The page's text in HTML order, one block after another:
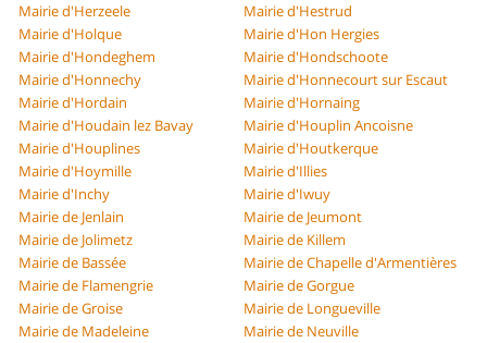
Mairie d'Herzeele
Mairie d'Hestrud
Mairie d'Holque
Mairie d'Hon Hergies
Mairie d'Hondeghem
Mairie d'Hondschoote
Mairie d'Honnechy
Mairie d'Honnecourt sur Escaut
Mairie d'Hordain
Mairie d'Hornaing
Mairie d'Houdain lez Bavay
Mairie d'Houplin Ancoisne
Mairie d'Houplines
Mairie d'Houtkerque
Mairie d'Hoymille
Mairie d'Illies
Mairie d'Inchy
Mairie d'Iwuy
Mairie de Jenlain
Mairie de Jeumont
Mairie de Jolimetz
Mairie de Killem
Mairie de Bassée
Mairie de Chapelle d'Armentières
Mairie de Flamengrie
Mairie de Gorgue
Mairie de Groise
Mairie de Longueville
Mairie de Madeleine
Mairie de Neuville